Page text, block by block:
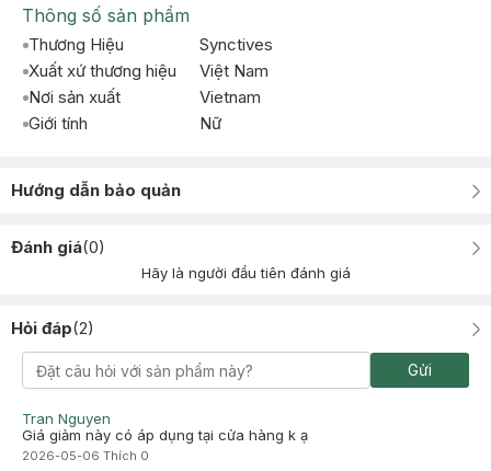
Thông số sản phẩm
Thương Hiệu
Synctives
Xuất xứ thương hiệu
Việt Nam
Nơi sản xuất
Vietnam
Giới tính
Nữ
Hướng dẫn bảo quản
Đánh giá(0)
Hãy là người đầu tiên đánh giá
Hỏi đáp(2)
Gửi
Tran Nguyen
Giá giảm này có áp dụng tại cửa hàng k ạ
2026-05-06 Thích 0